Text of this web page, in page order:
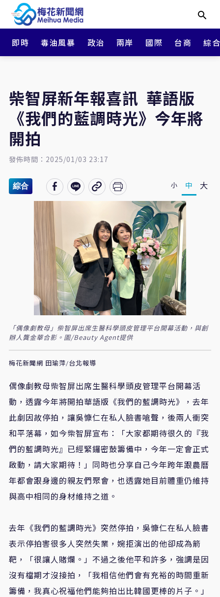
即時 毒油風暴 政治 兩岸 國際 台商 綜
柴智屏新年報喜訊 華語版
《我們的藍調時光》今年將
開拍
發佈時間：2025/01/03 23:17
綜合 小 中 大
「偶像劇教母」柴智屏出席生醫科學頭皮管理平台開幕活動，與創
辦人龔金華合影。圖/Beauty Agent提供
梅花新聞網 田瑜萍/台北報導
偶像劇教母柴智屏出席生醫科學頭皮管理平台開幕活
動，透露今年將開拍華語版《我們的藍調時光》，去年
此劇因故停拍，讓吳慷仁在私人臉書嗆聲，後兩人衝突
和平落幕，如今柴智屏宣布：「大家都期待很久的『我
們的藍調時光』已經緊鑼密鼓籌備中，今年一定會正式
啟動，請大家期待！」同時也分享自己今年跨年跟農曆
年都會跟身邊的親友們聚會，也透露她目前體重仍維持
與高中相同的身材維持之道。
去年《我們的藍調時光》突然停拍，吳慷仁在私人臉書
表示停拍害很多人突然失業，婉拒演出的他卻成為箭
靶，「很讓人賭爛。」不過之後他平和許多，強調是因
沒有檔期才沒接拍，「我相信他們會有充裕的時間重新
籌備，我真心祝福他們能夠拍出比韓國更棒的片子。」